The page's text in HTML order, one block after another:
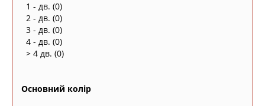
1 - дв. (0)
2 - дв. (0)
3 - дв. (0)
4 - дв. (0)
> 4 дв. (0)
Основний колір